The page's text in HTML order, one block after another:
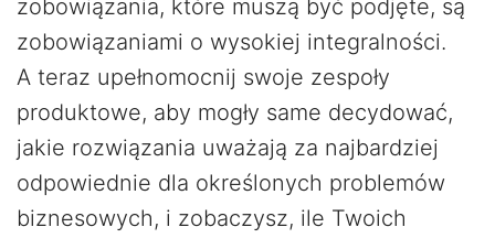
zobowiązania, które muszą być podjęte, są
zobowiązaniami o wysokiej integralności.
A teraz upełnomocnij swoje zespoły
produktowe, aby mogły same decydować,
jakie rozwiązania uważają za najbardziej
odpowiednie dla określonych problemów
biznesowych, i zobaczysz, ile Twoich